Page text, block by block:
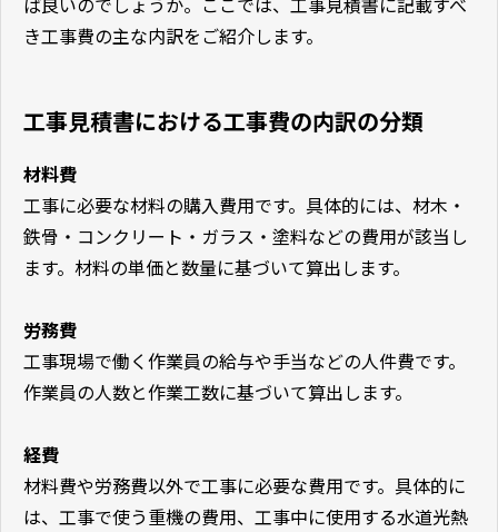
き工事費の主な内訳をご紹介します。
工事見積書における工事費の内訳の分類
材料費
工事に必要な材料の購入費用です。具体的には、材木・
鉄骨・コンクリート・ガラス・塗料などの費用が該当し
ます。材料の単価と数量に基づいて算出します。
労務費
工事現場で働く作業員の給与や手当などの人件費です。
作業員の人数と作業工数に基づいて算出します。
経費
材料費や労務費以外で工事に必要な費用です。具体的に
は、工事で使う重機の費用、工事中に使用する水道光熱